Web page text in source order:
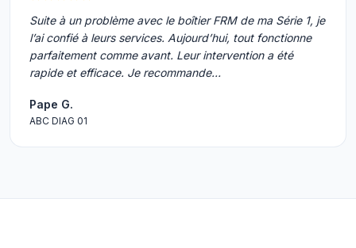
Suite à un problème avec le boîtier FRM de ma Série 1, je
l’ai confié à leurs services. Aujourd’hui, tout fonctionne
parfaitement comme avant. Leur intervention a été
rapide et efficace. Je recommande…
Pape G.
ABC DIAG 01